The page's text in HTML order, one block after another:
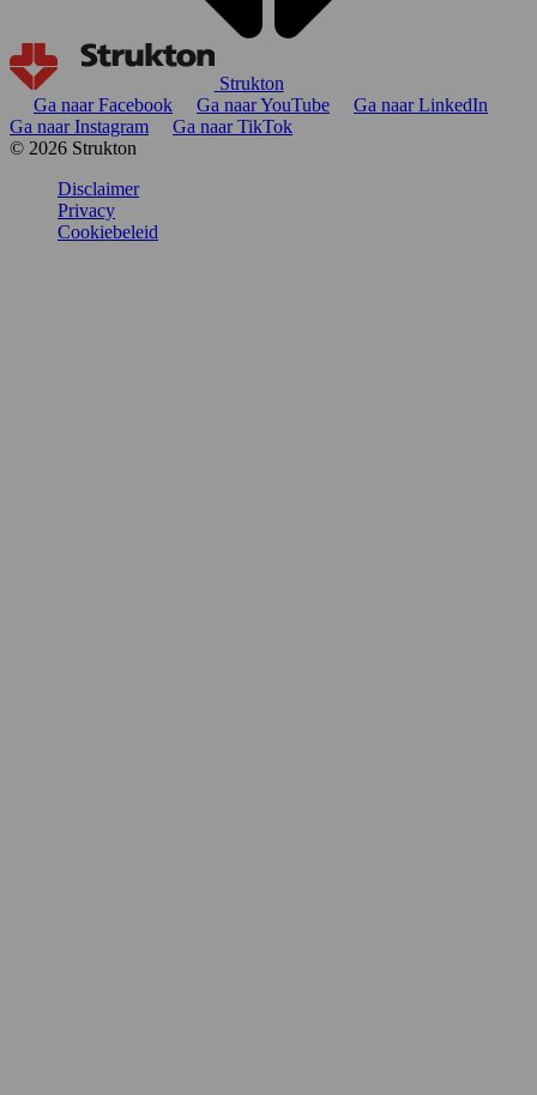
Strukton
Ga naar Facebook
Ga naar YouTube
Ga naar LinkedIn
Ga naar Instagram
Ga naar TikTok
© 2026 Strukton
Disclaimer
Privacy
Cookiebeleid